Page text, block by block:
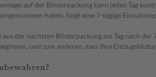
auf der Blisterpackung kann jeden Tag
haben, folgt eine 7-tägige
der nächsten Blisterpackung am Tag nach
und zum anderen, dass Ihre